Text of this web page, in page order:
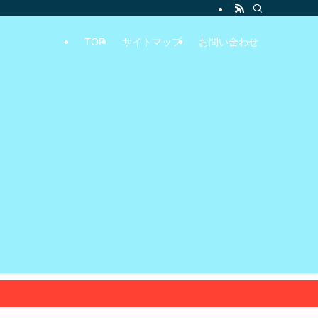
TOP サイトマップ お問い合わせ